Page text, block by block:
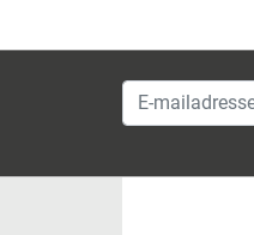
E-mailadresse